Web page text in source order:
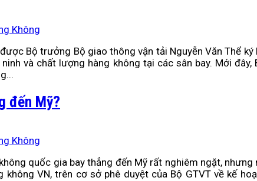
Không
Bộ trưởng Bộ giao thông vận tải Nguyễn Văn Thể
và chất lượng hàng không tại các sân bay. Mới
đến Mỹ?
Không
quốc gia bay thẳng đến Mỹ rất nghiêm ngặt,
không VN, trên cơ sở phê duyệt của Bộ GTVT về kế